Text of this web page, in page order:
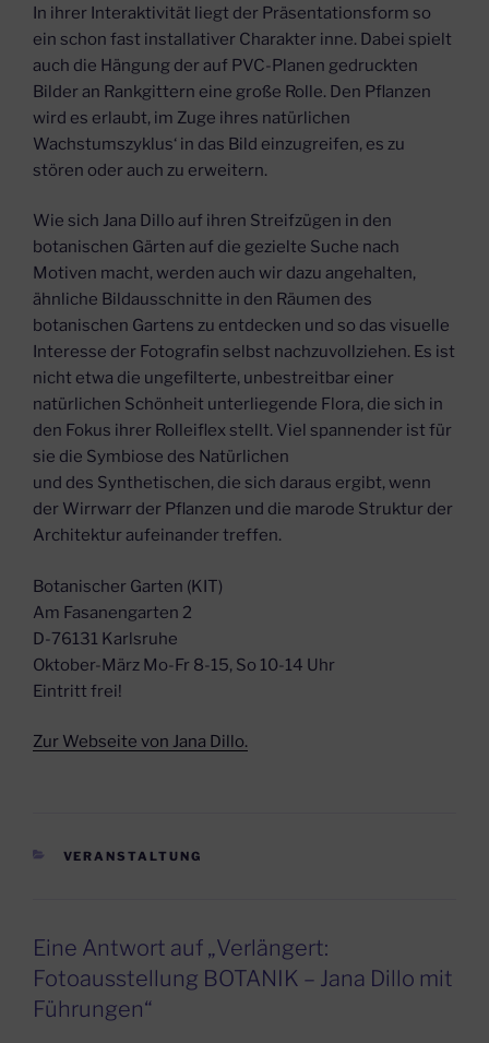
In ihrer Interaktivität liegt der Präsentationsform so
ein schon fast installativer Charakter inne. Dabei spielt
auch die Hängung der auf PVC-Planen gedruckten
Bilder an Rankgittern eine große Rolle. Den Pflanzen
wird es erlaubt, im Zuge ihres natürlichen
Wachstumszyklus‘ in das Bild einzugreifen, es zu
stören oder auch zu erweitern.
Wie sich Jana Dillo auf ihren Streifzügen in den
botanischen Gärten auf die gezielte Suche nach
Motiven macht, werden auch wir dazu angehalten,
ähnliche Bildausschnitte in den Räumen des
botanischen Gartens zu entdecken und so das visuelle
Interesse der Fotografin selbst nachzuvollziehen. Es ist
nicht etwa die ungefilterte, unbestreitbar einer
natürlichen Schönheit unterliegende Flora, die sich in
den Fokus ihrer Rolleiflex stellt. Viel spannender ist für
sie die Symbiose des Natürlichen
und des Synthetischen, die sich daraus ergibt, wenn
der Wirrwarr der Pflanzen und die marode Struktur der
Architektur aufeinander treffen.
Botanischer Garten (KIT)
Am Fasanengarten 2
D-76131 Karlsruhe
Oktober-März Mo-Fr 8-15, So 10-14 Uhr
Eintritt frei!
Zur Webseite von Jana Dillo.
KATEGORIEN
VERANSTALTUNG
Eine Antwort auf „Verlängert:
Fotoausstellung BOTANIK – Jana Dillo mit
Führungen“